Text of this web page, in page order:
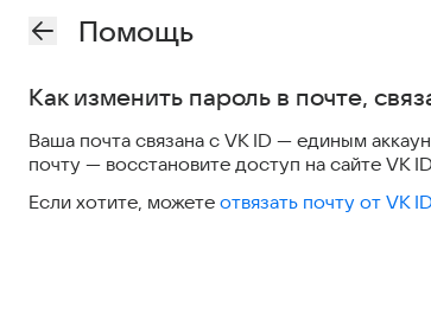
Помощь
Как изменить пароль в почте,
Ваша почта связана с VK ID — единым
почту — восстановите доступ на сайте VK
Если хотите, можете отвязать почту от VK